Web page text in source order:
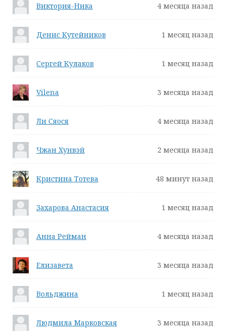
Виктория-Ника 4 месяца назад
Денис Кутейников 1 месяц назад
Сергей Кулаков 1 месяц назад
Vilena 3 месяца назад
Ли Сяося 4 месяца назад
Чжан Хунвэй 2 месяца назад
Кристина Тотева 48 минут назад
Захарова Анастасия 1 месяц назад
Анна Рейман 4 месяца назад
Елизавета 3 месяца назад
Вольджина 1 месяц назад
Людмила Марковская 3 месяца назад